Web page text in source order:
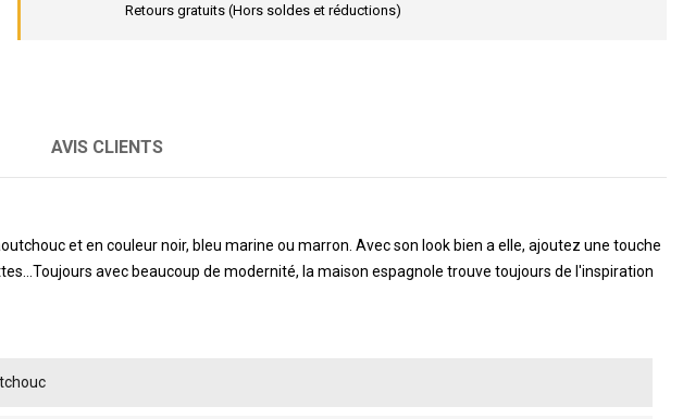
Retours gratuits (Hors soldes et réductions)
AVIS CLIENTS
et en couleur noir, bleu marine ou marron. Avec son look bien a elle, ajoutez une touche
avec beaucoup de modernité, la maison espagnole trouve toujours de l'inspiration